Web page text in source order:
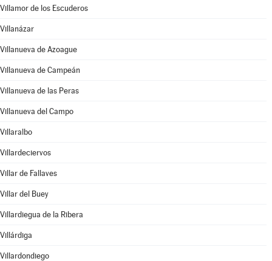
Villamor de los Escuderos
Villanázar
Villanueva de Azoague
Villanueva de Campeán
Villanueva de las Peras
Villanueva del Campo
Villaralbo
Villardeciervos
Villar de Fallaves
Villar del Buey
Villardiegua de la Ribera
Villárdiga
Villardondiego